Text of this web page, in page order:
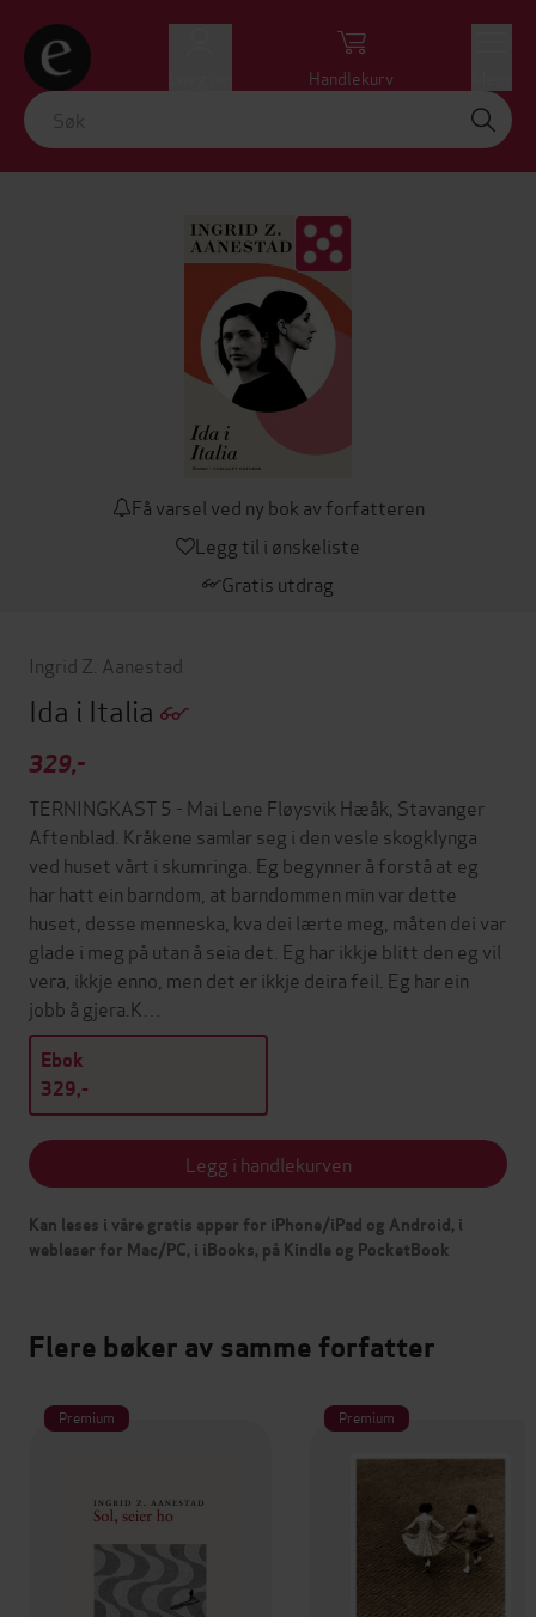
Handlekurv
Få varsel ved ny bok av forfatteren
Legg til i ønskeliste
Gratis utdrag
Ingrid Z. Aanestad
Ida i Italia
329,-
TERNINGKAST 5 - Mai Lene Fløysvik Hæåk, Stavanger
Aftenblad. Kråkene samlar seg i den vesle skogklynga
ved huset vårt i skumringa. Eg begynner å forstå at eg
har hatt ein barndom, at barndommen min var dette
huset, desse menneska, kva dei lærte meg, måten dei var
glade i meg på utan å seia det. Eg har ikkje blitt den eg vil
vera, ikkje enno, men det er ikkje deira feil. Eg har ein
jobb å gjera.K…
Ebok
329,-
Legg i handlekurven
Kan leses i våre gratis apper for iPhone/iPad og Android, i
webleser for Mac/PC, i iBooks, på Kindle og PocketBook
Flere bøker av samme forfatter
Premium Premium